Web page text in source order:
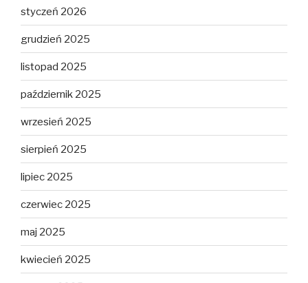
styczeń 2026
grudzień 2025
listopad 2025
październik 2025
wrzesień 2025
sierpień 2025
lipiec 2025
czerwiec 2025
maj 2025
kwiecień 2025